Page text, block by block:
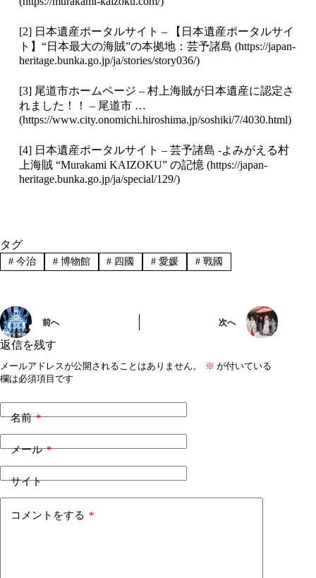
[2] 日本遺産ポータルサイト – 【日本遺産ポータルサイ
ト】“日本最大の海賊”の本拠地：芸予諸島 (https://japan-
heritage.bunka.go.jp/ja/stories/story036/)
[3] 尾道市ホームページ – 村上海賊が日本遺産に認定さ
れました！！ – 尾道市 …
(https://www.city.onomichi.hiroshima.jp/soshiki/7/4030.html)
[4] 日本遺産ポータルサイト – 芸予諸島 -よみがえる村
上海賊 “Murakami KAIZOKU” の記憶 (https://japan-
heritage.bunka.go.jp/ja/special/129/)
タグ
#今治 #博物館 # 四國 # 愛媛 # 戰國
前へ 次へ
返信を残す
メールアドレスが公開されることはありません。 ※ が付いている
欄は必須項目です
名前*
メール*
サイト
コメントをする *